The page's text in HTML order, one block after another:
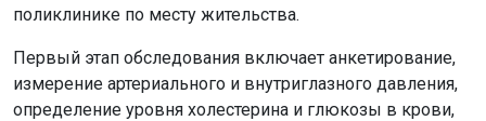
поликлинике по месту жительства.
Первый этап обследования включает анкетирование,
измерение артериального и внутриглазного давления,
определение уровня холестерина и глюкозы в крови,